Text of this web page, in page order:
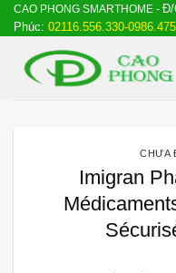
Bỏ
qua
dung
CAO PHONG SMARTHOME - Đ/
Phúc: 02116.556.330-
CHƯA
Imigran